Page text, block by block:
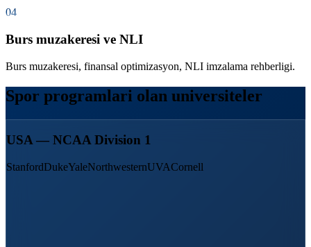
04
Burs muzakeresi ve NLI
Burs muzakeresi, finansal optimizasyon, NLI imzalama rehberligi.
Spor programlari olan universiteler
USA — NCAA Division 1
StanfordDukeYaleNorthwesternUVACornell